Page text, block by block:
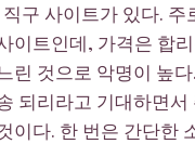
구 사이트가 있다. 주
이트인데, 가격은 합
린 것으로 악명이 높다
되리라고 기대하면서
이다. 한 번은 간단한